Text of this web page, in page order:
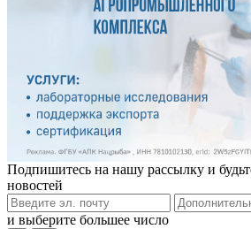
Подпишитесь на нашу рассылку и
новостей
и выберите большее число